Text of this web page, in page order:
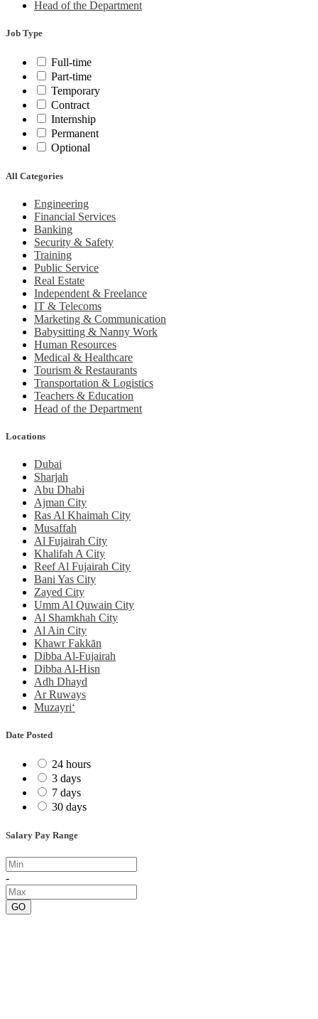
Head of the Department
Job Type
Full-time
Part-time
Temporary
Contract
Internship
Permanent
Optional
All Categories
Engineering
Financial Services
Banking
Security & Safety
Training
Public Service
Real Estate
Independent & Freelance
IT & Telecoms
Marketing & Communication
Babysitting & Nanny Work
Human Resources
Medical & Healthcare
Tourism & Restaurants
Transportation & Logistics
Teachers & Education
Head of the Department
Locations
Dubai
Sharjah
Abu Dhabi
Ajman City
Ras Al Khaimah City
Musaffah
Al Fujairah City
Khalifah A City
Reef Al Fujairah City
Bani Yas City
Zayed City
Umm Al Quwain City
Al Shamkhah City
Al Ain City
Khawr Fakkān
Dibba Al-Fujairah
Dibba Al-Hisn
Adh Dhayd
Ar Ruways
Muzayri‘
Date Posted
24 hours
3 days
7 days
30 days
Salary Pay Range
-
GO